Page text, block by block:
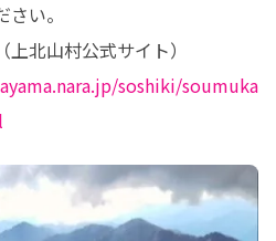
い。
soshiki/soumuka